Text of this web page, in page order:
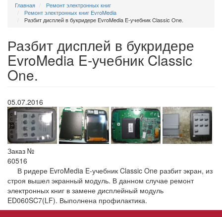
Главная
Ремонт электронных книг
Ремонт электронных книг EvroMedia
Разбит дисплей в букридере EvroMedia E-учебник Classic One.
Разбит дисплей в букридере
EvroMedia E-учебник Classic
One.
05.07.2016
Заказ №
60516
В ридере EvroMedia E-учебник Classic One разбит экран, из
строя вышел экранный модуль. В данном случае ремонт
электронных книг в замене дисплейный модуль
ED060SC7(LF). Выполнена профилактика.